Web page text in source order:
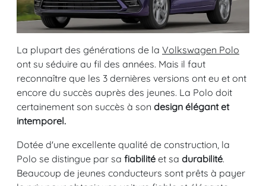
La plupart des générations de la Volkswagen Polo
ont su séduire au fil des années. Mais il faut
reconnaître que les 3 dernières versions ont eu et ont
encore du succès auprès des jeunes. La Polo doit
certainement son succès à son design élégant et
intemporel.
Dotée d'une excellente qualité de construction, la
Polo se distingue par sa fiabilité et sa durabilité.
Beaucoup de jeunes conducteurs sont prêts à payer